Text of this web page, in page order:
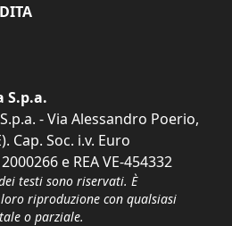
S.p.a.
- Via Alessandro Poerio,
Cap. Soc. i.v. Euro
e REA VE-454332
testi sono riservati. È
riproduzione con qualsiasi
o parziale.